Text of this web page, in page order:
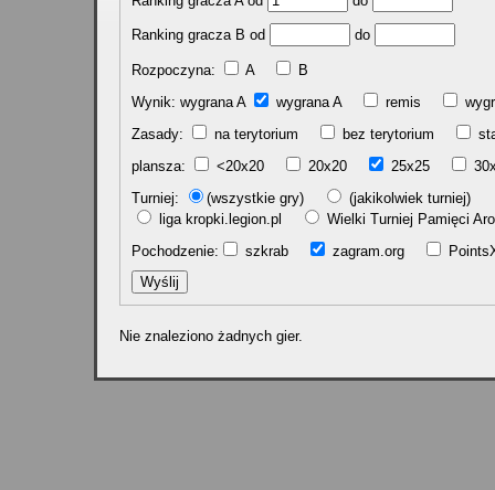
Ranking gracza B od do
Rozpoczyna: A
B
Wynik: wygrana A
wygrana A remis
Zasady:
na terytorium bez terytorium
plansza:
<20x20 20x20 25x25
Turniej:
(wszystkie gry)
(jakikolwiek turniej)
liga kropki.legion.pl
Wielki Turniej Pamięci
Pochodzenie:
szkrab zagram.org
Nie znaleziono żadnych gier.